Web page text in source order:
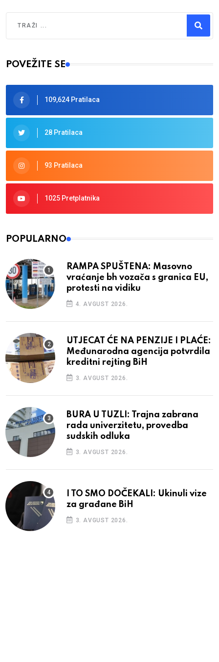
Type 2 or more characters for results.
POVEŽITE SE
109,624 Pratilaca
28 Pratilaca
93 Pratilaca
1025 Pretplatnika
POPULARNO
RAMPA SPUŠTENA: Masovno
vraćanje bh vozača s granica EU,
protesti na vidiku
4. AVGUST 2026.
UTJECAT ĆE NA PENZIJE I PLAĆE:
Međunarodna agencija potvrdila
kreditni rejting BiH
3. AVGUST 2026.
BURA U TUZLI: Trajna zabrana
rada univerzitetu, provedba
sudskih odluka
3. AVGUST 2026.
I TO SMO DOČEKALI: Ukinuli vize
za građane BiH
3. AVGUST 2026.